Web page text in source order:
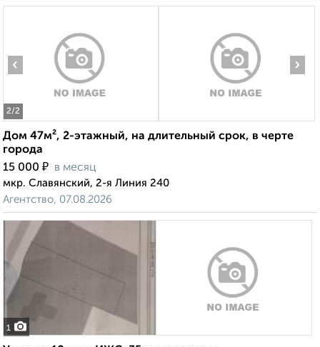
2/2
‹ ›
Дом 47м², 2-этажный, на длительный срок, в черте
города
15 000 ₽ в месяц
мкр. Славянский, 2-я Линия 240
Агентство, 07.08.2026
1